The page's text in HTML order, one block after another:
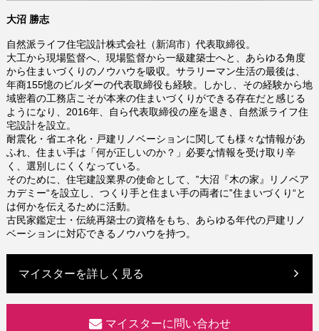
大沼 勝志
自然派ライフ住宅設計株式会社（新潟市）代表取締役。
大工から現場監督へ、現場監督から一級建築士へと、あらゆる角度
から住まいづくりのノウハウを吸収。サラリーマン生活の最後は、
年商155憶のビルダーの代表取締役も経験。しかし、その経験から地
域密着の工務店こそが本来の住まいづくりができる存在だと感じる
ようになり、2016年、自ら代表取締役の座を退き、自然派ライフ住
宅設計を設立。
耐震化・省エネ化・戸建リノベーションに関しても様々な情報があ
ふれ、住まい手は「何が正しいのか？」必要な情報を受け取り辛
く、選別しにくくなっている。
そのために、住宅建設業界の使命として、‟大沼『木の家』リノベア
カデミー“を設立し、つくり手と住まい手の両者に‟住まいづくり“と
は何かを伝えるために活動。
古民家鑑定士・伝統再築士の資格をもち、あらゆる年代の戸建リノ
ベーションに対応できるノウハウを持つ。
マイスターを詳しく見る
マイスターに問い合わせ